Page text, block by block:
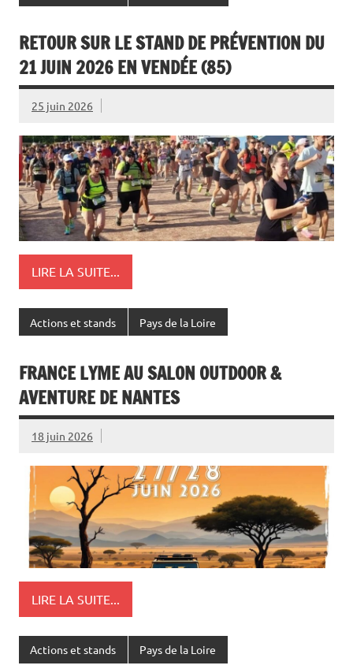
RETOUR SUR LE STAND DE PRÉVENTION DU
21 JUIN 2026 EN VENDÉE (85)
25 juin 2026
LIRE LA SUITE...
Actions et stands Pays de la Loire
FRANCE LYME AU SALON OUTDOOR &
AVENTURE DE NANTES
18 juin 2026
LIRE LA SUITE...
Actions et stands Pays de la Loire